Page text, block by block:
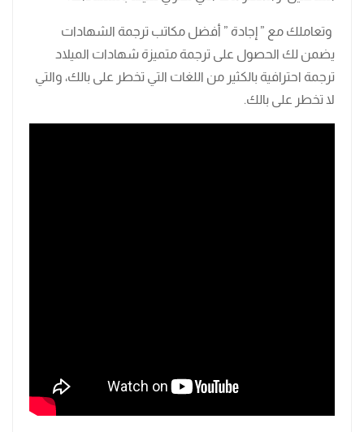
وتعاملك مع ” إجادة ” أفضل مكاتب ترجمة الشهادات
يضمن لك الحصول على ترجمة متميزة شهادات الميلاد
ترجمة احترافية بالكثير من اللغات التي تخطر على بالك، والتي
لا تخطر على بالك.